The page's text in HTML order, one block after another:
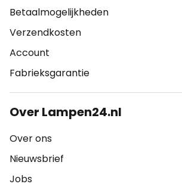
Betaalmogelijkheden
Verzendkosten
Account
Fabrieksgarantie
Over Lampen24.nl
Over ons
Nieuwsbrief
Jobs